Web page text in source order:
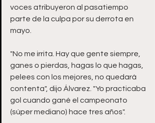
voces atribuyeron al pasatiempo
parte de la culpa por su derrota en
mayo.
"No me irrita. Hay que gente siempre,
ganes o pierdas, hagas lo que hagas,
pelees con los mejores, no quedará
contenta", dijo Álvarez. "Yo practicaba
gol cuando gané el campeonato
(súper mediano) hace tres años".